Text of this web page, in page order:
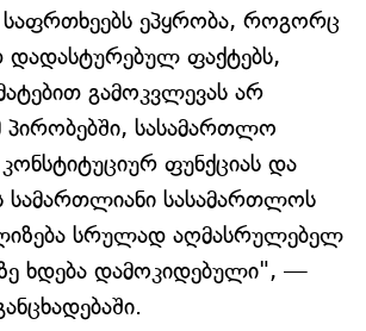
ეპყრობა, როგორც
ფაქტებს,
გამოკვლევას არ
პირობებში, სასამართლო
კონსტიტუციურ ფუნქციას და
სასამართლოს
სრულად აღმასრულებელ
ხდება დამოკიდებული", —